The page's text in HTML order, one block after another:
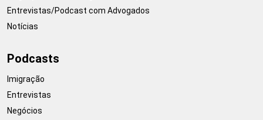
Entrevistas/Podcast com Advogados
Notícias
Podcasts
Imigração
Entrevistas
Negócios